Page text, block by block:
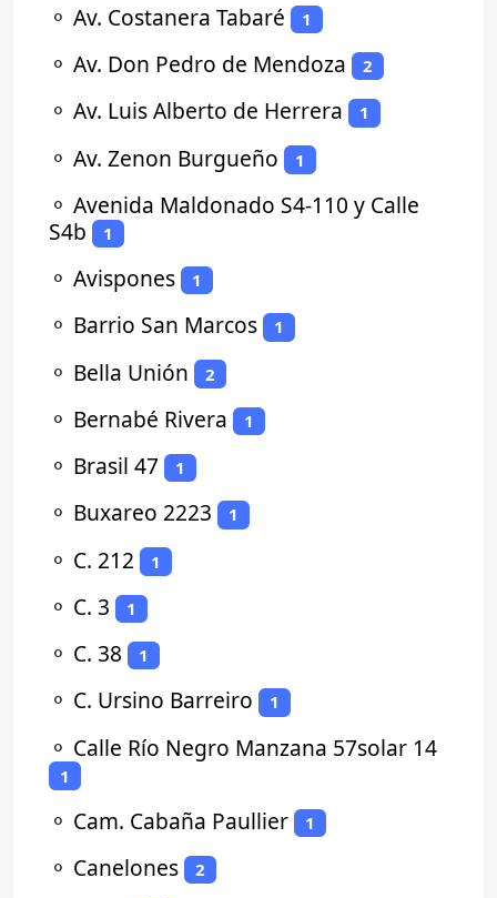
⚬ Av. Costanera Tabaré 1
⚬ Av. Don Pedro de Mendoza 2
⚬ Av. Luis Alberto de Herrera 1
⚬ Av. Zenon Burgueño 1
⚬ Avenida Maldonado S4-110 y Calle
S4b
1
⚬ Avispones 1
⚬ Barrio San Marcos 1
⚬ Bella Unión 2
⚬ Bernabé Rivera 1
⚬ Brasil 47 1
⚬ Buxareo 2223 1
⚬ C. 212 1
⚬ C. 3 1
⚬ C. 38 1
⚬ C. Ursino Barreiro 1
⚬ Calle Río Negro Manzana 57solar 14
1
⚬ Cam. Cabaña Paullier 1
⚬ Canelones 2